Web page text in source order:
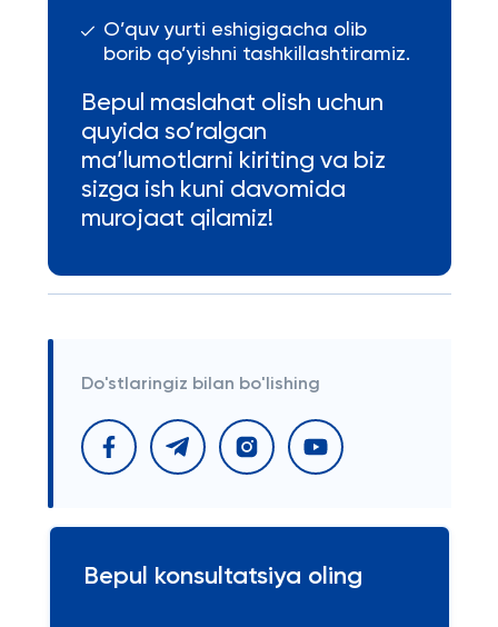
O’quv yurti eshigigacha olib
borib qo’yishni tashkillashtiramiz.
Bepul maslahat olish uchun
quyida so’ralgan
ma’lumotlarni kiriting va biz
sizga ish kuni davomida
murojaat qilamiz!
Do'stlaringiz bilan bo'lishing
Bepul konsultatsiya oling